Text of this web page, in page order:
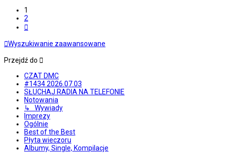
1
2
Wyszukiwanie zaawansowane
Przejdź do
CZAT DMC
#1434 2026.07.03
SŁUCHAJ RADIA NA TELEFONIE
Notowania
↳ Wywiady
Imprezy
Ogólnie
Best of the Best
Płyta wieczoru
Albumy, Single, Kompilacje